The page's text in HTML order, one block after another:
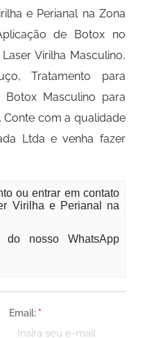
e Perianal na Zona
de Botox no
Virilha Masculino,
Tratamento para
Masculino para
Conte com a qualidade
Ltda e venha fazer
ou entrar em contato
Virilha e Perianal na
do nosso WhatsApp
Email: *